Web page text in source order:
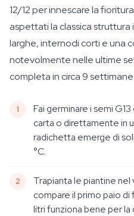
12/12 per innescare la
aspettati la classica
larghe, internodi corti e una
notevolmente nelle ultime
completa in circa 9
Fai germinare i semi
carta o direttamente in
radichetta emerge di
°C.
Trapianta le piantine
compare il primo paio di
litri funziona bene per